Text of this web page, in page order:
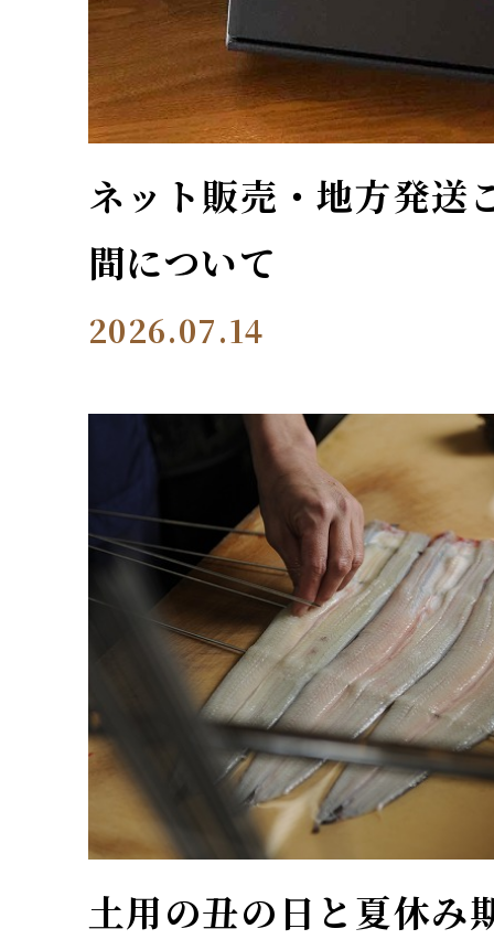
ネット販売・地方発送
間について
2026.07.14
土用の丑の日と夏休み